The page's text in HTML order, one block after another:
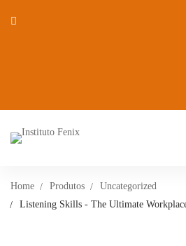
Home Produtos
Uncategorized
Listening Skills - The Ultimate